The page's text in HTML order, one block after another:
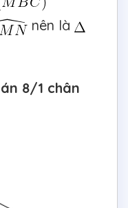
nên là
8/1 chân